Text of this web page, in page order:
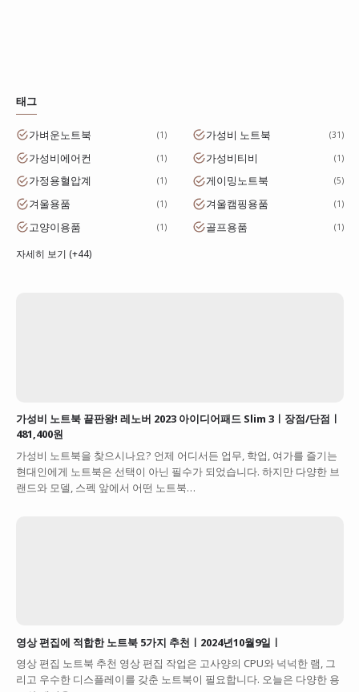
태그
가벼운노트북 1 가성비 노트북 31
가성비에어컨 1 가성비티비 1
가정용혈압계 1 게이밍노트북 5
겨울용품 1 겨울캠핑용품 1
고양이용품 1 골프용품 1
자세히 보기 (+44)
가성비 노트북 끝판왕! 레노버 2023 아이디어패드 Slim 3ㅣ장점/단점ㅣ
481,400원
가성비 노트북을 찾으시나요? 언제 어디서든 업무, 학업, 여가를 즐기는
현대인에게 노트북은 선택이 아닌 필수가 되었습니다. 하지만 다양한 브
랜드와 모델, 스펙 앞에서 어떤 노트북…
영상 편집에 적합한 노트북 5가지 추천ㅣ2024년10월9일ㅣ
영상 편집 노트북 추천 영상 편집 작업은 고사양의 CPU와 넉넉한 램, 그
리고 우수한 디스플레이를 갖춘 노트북이 필요합니다. 오늘은 다양한 용